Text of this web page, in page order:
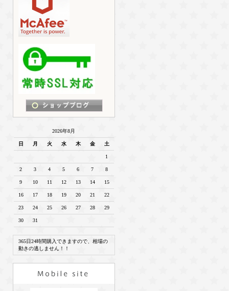
2026年8月
日 月 火 水 木 金 土
1
2 3 4 5 6 7 8
9 10 11 12 13 14 15
16 17 18 19 20 21 22
23 24 25 26 27 28 29
30 31
365日24時間購入できますので、相場の
動きの逃しません！！